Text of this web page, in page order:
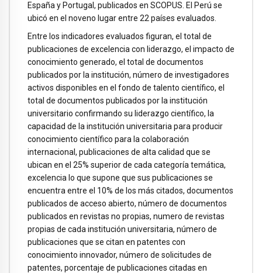
España y Portugal, publicados en SCOPUS. El Perú se
ubicó en el noveno lugar entre 22 países evaluados.
Entre los indicadores evaluados figuran, el total de
publicaciones de excelencia con liderazgo, el impacto de
conocimiento generado, el total de documentos
publicados por la institución, número de investigadores
activos disponibles en el fondo de talento científico, el
total de documentos publicados por la institución
universitario confirmando su liderazgo científico, la
capacidad de la institución universitaria para producir
conocimiento científico para la colaboración
internacional, publicaciones de alta calidad que se
ubican en el 25% superior de cada categoría temática,
excelencia lo que supone que sus publicaciones se
encuentra entre el 10% de los más citados, documentos
publicados de acceso abierto, número de documentos
publicados en revistas no propias, numero de revistas
propias de cada institución universitaria, número de
publicaciones que se citan en patentes con
conocimiento innovador, número de solicitudes de
patentes, porcentaje de publicaciones citadas en